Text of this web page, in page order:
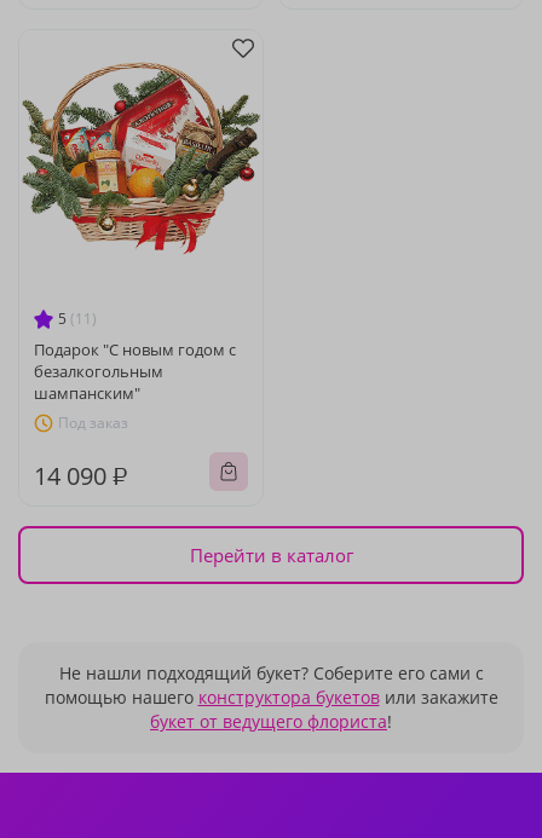
5 (11)
Подарок "С новым годом с
безалкогольным
шампанским"
Под заказ
14 090 ₽
Перейти в каталог
Не нашли подходящий букет? Соберите его сами с
помощью нашего конструктора букетовили закажите
букет от ведущего флориста!